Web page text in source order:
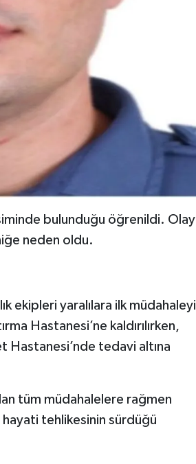
bulunduğu öğrenildi. Olay
neden oldu.
ekipleri yaralılara ilk müdahaleyi
Hastanesi’ne kaldırılırken,
Hastanesi’nde tedavi altına
tüm müdahalelere rağmen
hayati tehlikesinin sürdüğü